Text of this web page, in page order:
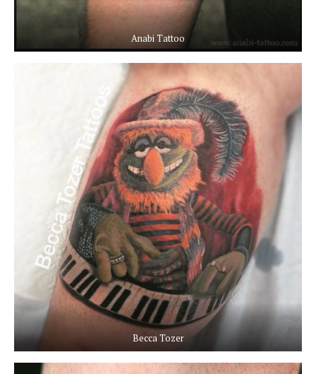
Anabi Tattoo
Becca Tozer